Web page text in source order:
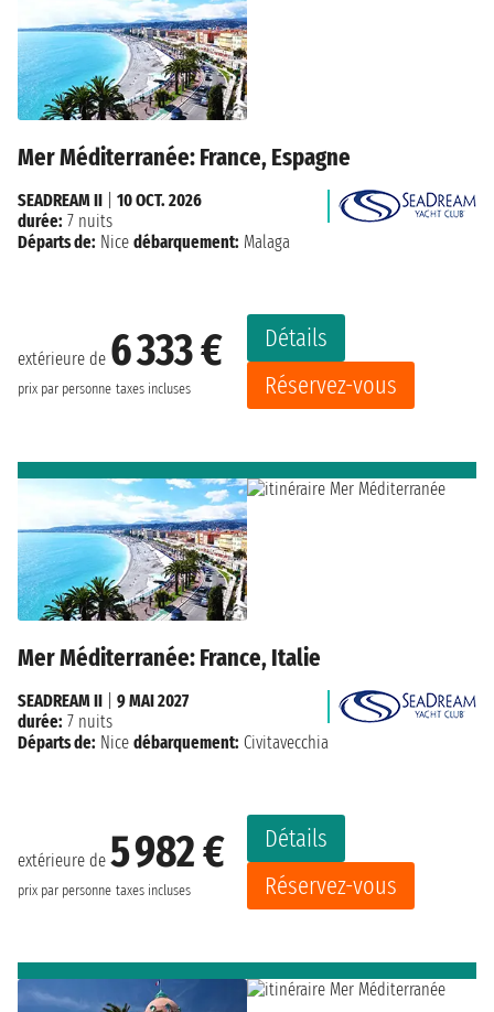
Mer Méditerranée: France, Espagne
extérieure de 6 333 €
prix par personne taxes incluses
Détails
Réservez-vous
SEADREAM II
10 OCT. 2026
durée: 7 nuits
Départs de: Nice débarquement: Malaga
Mer Méditerranée: France, Italie
extérieure de 5 982 €
prix par personne taxes incluses
Détails
Réservez-vous
SEADREAM II
9 MAI 2027
durée: 7 nuits
Départs de: Nice débarquement: Civitavecchia